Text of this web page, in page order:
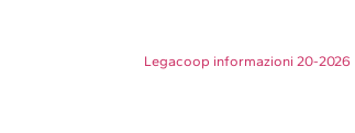
Legacoop informazioni 20-2026